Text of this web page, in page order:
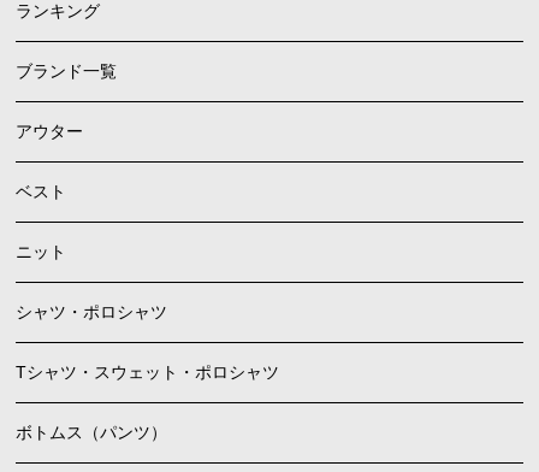
ランキング
ブランド一覧
アウター
ベスト
ニット
シャツ・ポロシャツ
Tシャツ・スウェット・ポロシャツ
ボトムス（パンツ）